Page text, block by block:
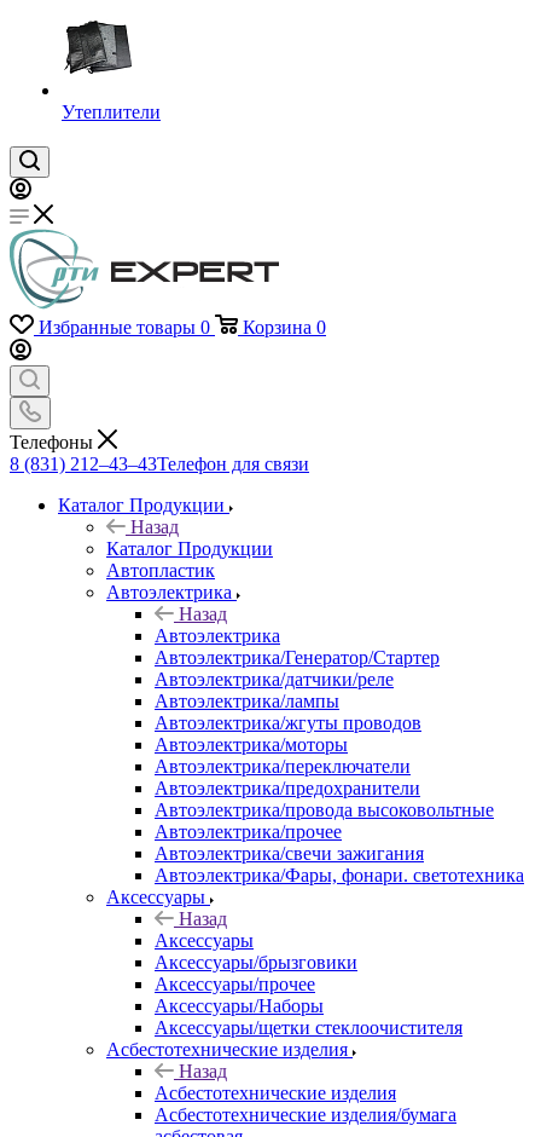
Утеплители
Избранные товары 0 Корзина 0
Телефоны
8 (831) 212–43–43Телефон для связи
Каталог Продукции
Назад
Каталог Продукции
Автопластик
Автоэлектрика
Назад
Автоэлектрика
Автоэлектрика/Генератор/Стартер
Автоэлектрика/датчики/реле
Автоэлектрика/лампы
Автоэлектрика/жгуты проводов
Автоэлектрика/моторы
Автоэлектрика/переключатели
Автоэлектрика/предохранители
Автоэлектрика/провода высоковольтные
Автоэлектрика/прочее
Автоэлектрика/свечи зажигания
Автоэлектрика/Фары, фонари. светотехника
Аксессуары
Назад
Аксессуары
Аксессуары/брызговики
Аксессуары/прочее
Аксессуары/Наборы
Аксессуары/щетки стеклоочистителя
Асбестотехнические изделия
Назад
Асбестотехнические изделия
Асбестотехнические изделия/бумага